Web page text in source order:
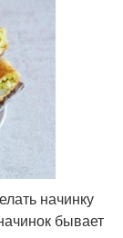
разными
сладкой
начинку
бывает